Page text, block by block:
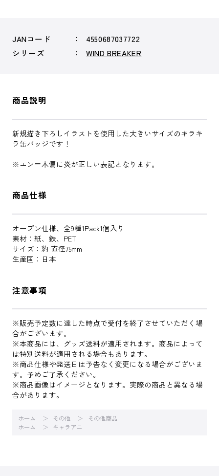
JANコード
4550687037722
シリーズ
WIND BREAKER
商品説明
新規描き下ろしイラストを使用した大きいサイズのキラキ
ラ缶バッジです！
※エン＝木偏に炎が正しい表記となります。
商品仕様
オープン仕様、全9種1Pack1個入り
素材：紙、鉄、PET
サイズ：約 直径75mm
生産国：日本
注意事項
※販売予定数に達した時点で受付を終了させていただく場
合がございます。
※本商品には、グッズ送料が適用されます。商品によって
は特別送料が適用される場合もあります。
※商品仕様や発送日は予告なく変更になる場合がございま
す。予めご了承ください。
※商品画像はイメージとなります。実際の商品と異なる場
合があります。
ホーム その他
その他商品
ホーム
キャラアニ